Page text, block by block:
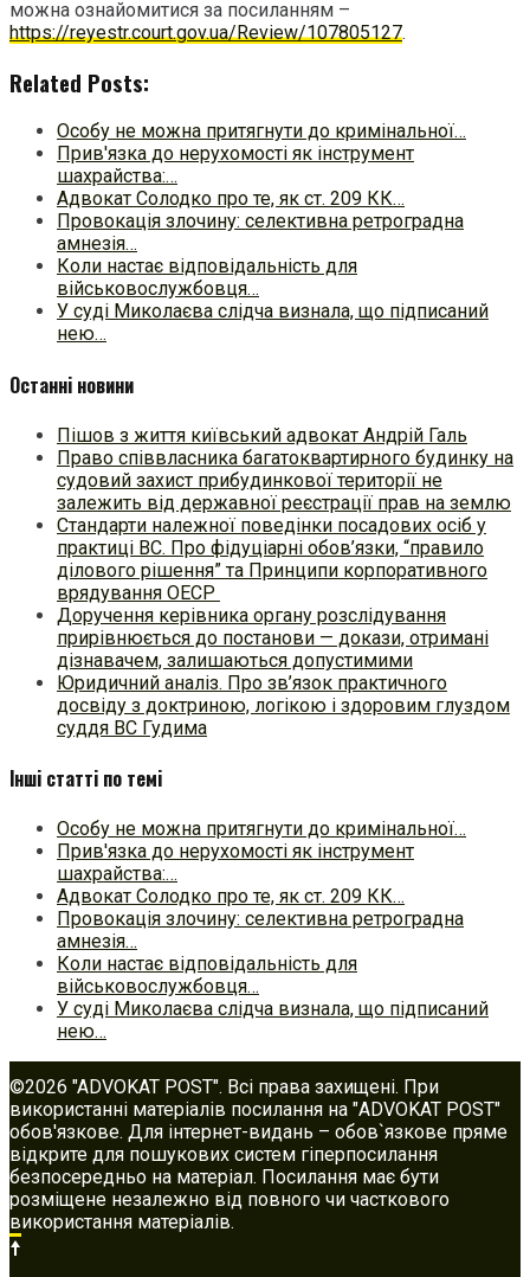
можна ознайомитися за посиланням –
https://reyestr.court.gov.ua/Review/107805127.
Related Posts:
Особу не можна притягнути до кримінальної…
Прив'язка до нерухомості як інструмент
шахрайства:…
Адвокат Солодко про те, як ст. 209 КК…
Провокація злочину: селективна ретроградна
амнезія…
Коли настає відповідальність для
військовослужбовця…
У суді Миколаєва слідча визнала, що підписаний
нею…
Останні новини
Пішов з життя київський адвокат Андрій Галь
Право співвласника багатоквартирного будинку на
судовий захист прибудинкової території не
залежить від державної реєстрації прав на землю
Стандарти належної поведінки посадових осіб у
практиці ВC. Про фідуціарні обов’язки, “правило
ділового рішення” та Принципи корпоративного
врядування ОЕСР
Доручення керівника органу розслідування
прирівнюється до постанови — докази, отримані
дізнавачем, залишаються допустимими
Юридичний аналіз. Про зв’язок практичного
досвіду з доктриною, логікою і здоровим глуздом
суддя ВС Гудима
Інші статті по темі
Особу не можна притягнути до кримінальної…
Прив'язка до нерухомості як інструмент
шахрайства:…
Адвокат Солодко про те, як ст. 209 КК…
Провокація злочину: селективна ретроградна
амнезія…
Коли настає відповідальність для
військовослужбовця…
У суді Миколаєва слідча визнала, що підписаний
нею…
©2026 "ADVOKAT POST". Всі права захищені. При
використанні матеріалів посилання на "ADVOKAT POST"
обов'язкове. Для інтернет-видань – обов`язкове пряме
відкрите для пошукових систем гіперпосилання
безпосередньо на матеріал. Посилання має бути
розміщене незалежно від повного чи часткового
використання матеріалів.